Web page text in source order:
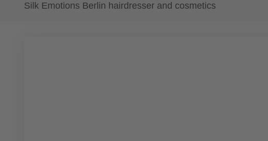
Silk Emotions Berlin hairdresser and cosmetics